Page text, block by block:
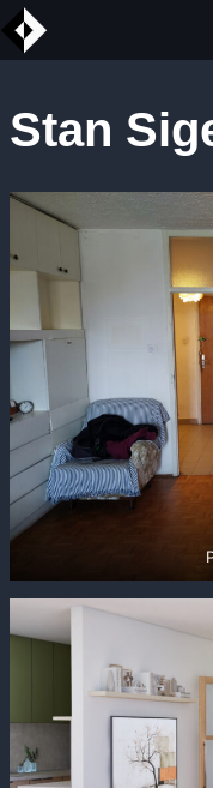
Skip
to
Stan